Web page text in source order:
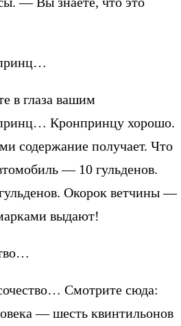
в глаза вашим
Кронпринцу хорошо.
содержание получает. Что
— 10 гульденов.
Окорок ветчины —
выдают!
Смотрите сюда:
— шесть квинтильонов